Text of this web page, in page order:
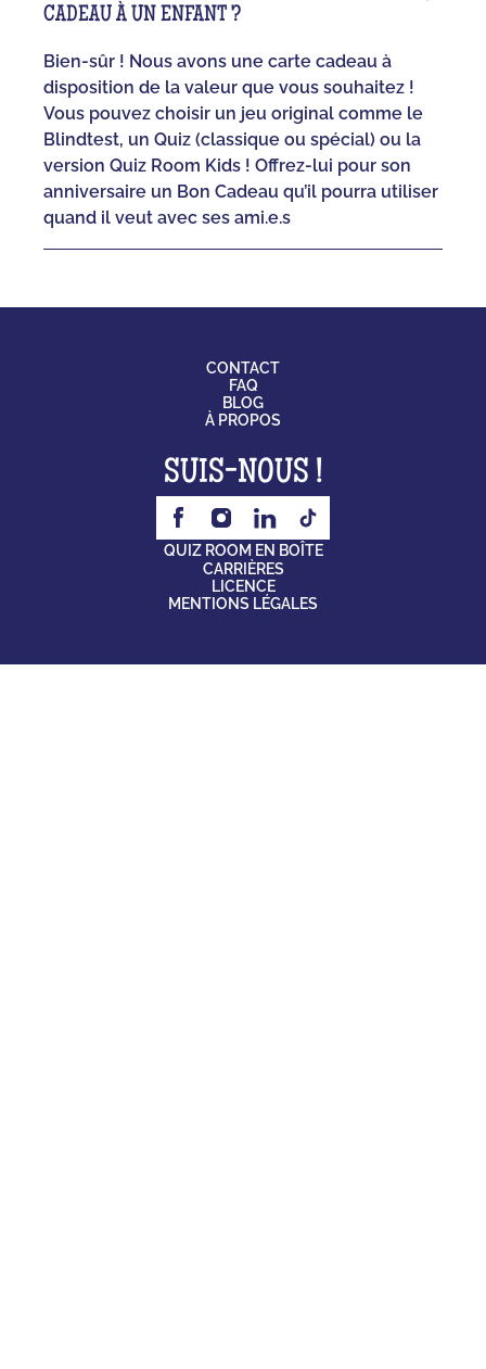
CADEAU À UN ENFANT ?
Bien-sûr ! Nous avons une carte cadeau à
disposition de la valeur que vous souhaitez !
Vous pouvez choisir un jeu original comme le
Blindtest, un Quiz (classique ou spécial) ou la
version Quiz Room Kids ! Offrez-lui pour son
anniversaire un Bon Cadeau qu’il pourra utiliser
quand il veut avec ses ami.e.s
CONTACT
FAQ
BLOG
À PROPOS
SUIS-NOUS !
QUIZ ROOM EN BOÎTE
CARRIÈRES
LICENCE
MENTIONS LÉGALES